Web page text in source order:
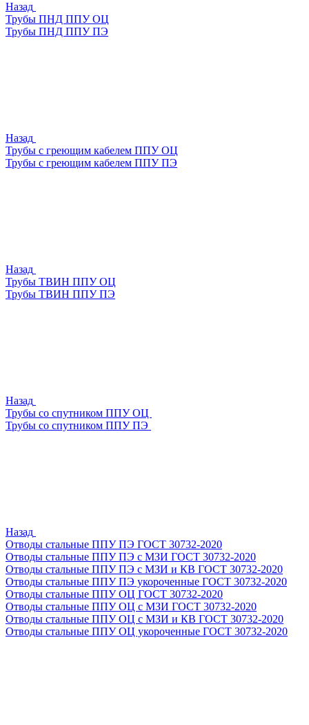
Назад
Трубы ПНД ППУ ОЦ
Трубы ПНД ППУ ПЭ
Назад
Трубы с греющим кабелем ППУ ОЦ
Трубы с греющим кабелем ППУ ПЭ
Назад
Трубы ТВИН ППУ ОЦ
Трубы ТВИН ППУ ПЭ
Назад
Трубы со спутником ППУ ОЦ
Трубы со спутником ППУ ПЭ
Назад
Отводы стальные ППУ ПЭ ГОСТ 30732-2020
Отводы стальные ППУ ПЭ с МЗИ ГОСТ 30732-2020
Отводы стальные ППУ ПЭ с МЗИ и КВ ГОСТ 30732-2020
Отводы стальные ППУ ПЭ укороченные ГОСТ 30732-2020
Отводы стальные ППУ ОЦ ГОСТ 30732-2020
Отводы стальные ППУ ОЦ с МЗИ ГОСТ 30732-2020
Отводы стальные ППУ ОЦ с МЗИ и КВ ГОСТ 30732-2020
Отводы стальные ППУ ОЦ укороченные ГОСТ 30732-2020